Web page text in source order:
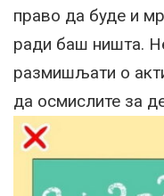
право да буде и
ради баш ништа.
размишљати о
да осмислите за